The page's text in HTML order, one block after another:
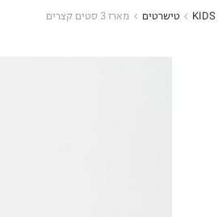
KIDS טישרטים מארז 3 סטים קצרים